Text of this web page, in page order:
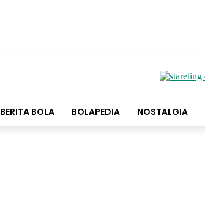
BERITA BOLA BOLAPEDIA NOSTALGIA